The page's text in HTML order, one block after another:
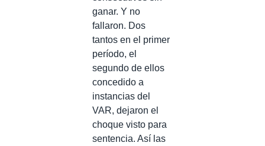
ganar. Y no
fallaron. Dos
tantos en el primer
período, el
segundo de ellos
concedido a
instancias del
VAR, dejaron el
choque visto para
sentencia. Así las